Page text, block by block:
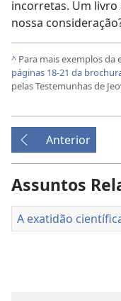
incorretas. Um
nossa
^ Para mais exemplos da
páginas 18-21 da
pelas Testemunhas de
Anterior
Assuntos
A exatidão